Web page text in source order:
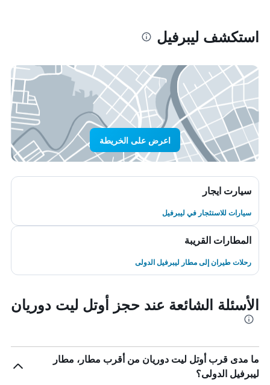
استكشف ليبرفيل
اعرض على الخريطة
سيارت ايجار
سيارات للاستئجار في ليبرفيل
المطارات القريبة
رحلات طيران إلى مطار ليبرفيل الدولى
الأسئلة الشائعة عند حجز أوتل ليت دوريان
ما مدى قرب أوتل ليت دوريان من أقرب مطار، مطار
ليبرفيل الدولى؟